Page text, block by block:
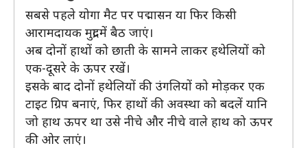
सबसे पहले योगा मैट पर पद्मासन या फिर किसी
आरामदायक मुद्रा में बैठ जाएं।
अब दोनों हाथों को छाती के सामने लाकर हथेलियों को
एक-दूसरे के ऊपर रखें।
इसके बाद दोनों हथेलियों की उंगलियों को मोड़कर एक
टाइट ग्रिप बनाएं, फिर हाथों की अवस्था को बदलें यानि
जो हाथ ऊपर था उसे नीचे और नीचे वाले हाथ को ऊपर
की ओर लाएं।